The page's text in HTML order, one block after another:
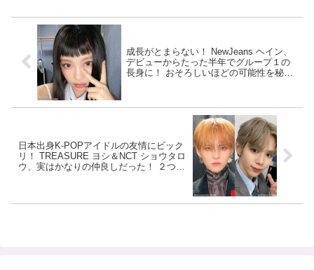
成長がとまらない！ NewJeans ヘイン、
デビューからたった半年でグループ１の
長身に！ おそろしいほどの可能性を秘め
日本出身K-POPアイドルの友情にビック
リ！ TREASURE ヨシ＆NCT ショウタロ
ウ、実はかなりの仲良しだった！ ２つの